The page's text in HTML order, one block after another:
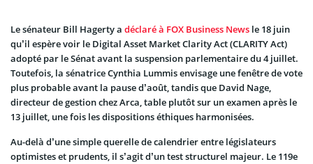
Le sénateur Bill Hagerty a déclaré à FOX Business News le 18 juin
qu’il espère voir le Digital Asset Market Clarity Act (CLARITY Act)
adopté par le Sénat avant la suspension parlementaire du 4 juillet.
Toutefois, la sénatrice Cynthia Lummis envisage une fenêtre de vote
plus probable avant la pause d’août, tandis que David Nage,
directeur de gestion chez Arca, table plutôt sur un examen après le
13 juillet, une fois les dispositions éthiques harmonisées.
Au-delà d’une simple querelle de calendrier entre législateurs
optimistes et prudents, il s’agit d’un test structurel majeur. Le 119e